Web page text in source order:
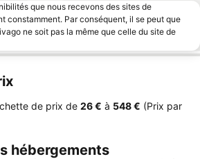
que nous recevons des sites de
constamment. Par conséquent, il se peut que
ne soit pas la même que celle du site de
de prix de ‎26 € à ‎548 € (Prix par
hébergements